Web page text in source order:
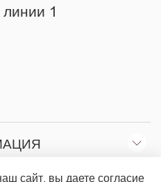
1
сайт, вы даете согласие